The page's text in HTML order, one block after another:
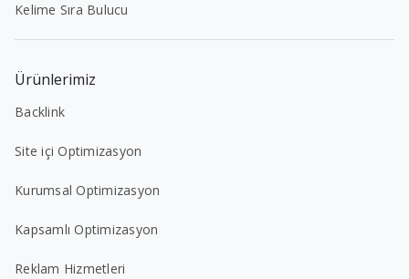
Kelime Sıra Bulucu
Ürünlerimiz
Backlink
Site içi Optimizasyon
Kurumsal Optimizasyon
Kapsamlı Optimizasyon
Reklam Hizmetleri